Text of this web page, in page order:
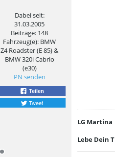
Dabei seit:
31.03.2005
Beiträge: 148
Fahrzeug(e): BMW
Z4 Roadster (E 85) &
BMW 320i Cabrio
(e30)
PN senden
Teilen
Tweet
LG Martina
Lebe Dein